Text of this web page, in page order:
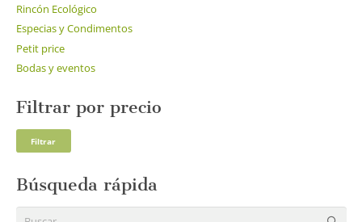
Rincón Ecológico
Especias y Condimentos
Petit price
Bodas y eventos
Filtrar por precio
Filtrar
Búsqueda rápida
Buscar: